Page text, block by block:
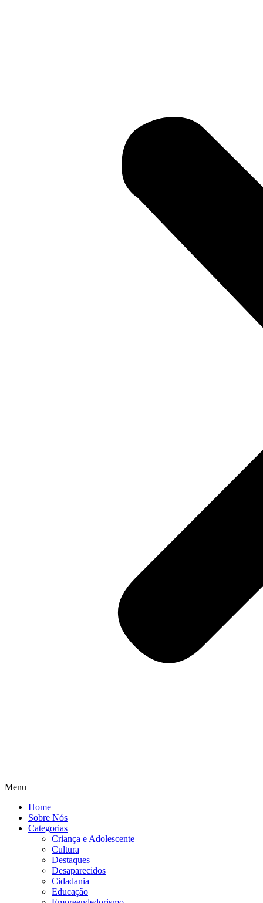
Menu
Home
Sobre Nós
Categorias
Criança e Adolescente
Cultura
Destaques
Desaparecidos
Cidadania
Educação